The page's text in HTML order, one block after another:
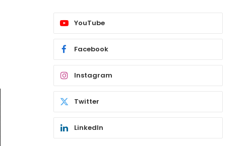
YouTube
Facebook
Instagram
Twitter
LinkedIn